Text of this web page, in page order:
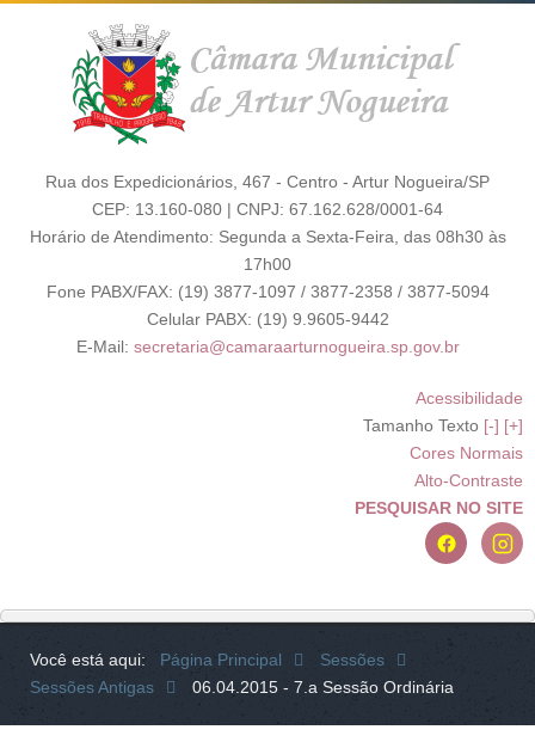
Rua dos Expedicionários, 467 - Centro - Artur Nogueira/SP
CEP: 13.160-080 | CNPJ: 67.162.628/0001-64
Horário de Atendimento: Segunda a Sexta-Feira, das 08h30 às
17h00
Fone PABX/FAX: (19) 3877-1097 / 3877-2358 / 3877-5094
Celular PABX: (19) 9.9605-9442
E-Mail: secretaria@camaraarturnogueira.sp.gov.br
Acessibilidade
Tamanho Texto [-] [+]
Cores Normais
Alto-Contraste
PESQUISAR NO SITE
Você está aqui: Página Principal
Sessões
Sessões Antigas
06.04.2015 - 7.a Sessão Ordinária